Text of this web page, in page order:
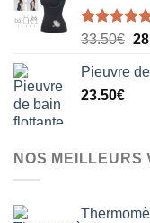
Note5.00
33.50€ Le
Pieuvre
23.50€
NOS MEILLEURS